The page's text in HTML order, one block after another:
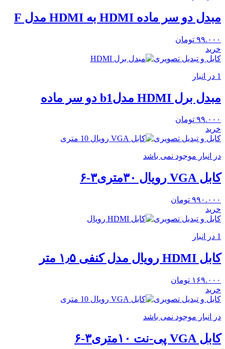
مبدل دو سر ماده HDMI به HDMI مدل F
۹۹.۰۰۰ تومان
خرید
کابل و تبدیل تصویری
1 در انبار
مبدل برل HDMI مدلb1 دو سر ماده
۹۹.۰۰۰ تومان
خرید
کابل و تبدیل تصویری
در انبار موجود نمی باشد
کابل VGA رویال ۳۰متری۳-۶
۹۹۰.۰۰۰ تومان
خرید
کابل و تبدیل تصویری
1 در انبار
کابل HDMI رویال مدل کنفی ۱٫۵ متر
۱۶۹.۰۰۰ تومان
خرید
کابل و تبدیل تصویری
در انبار موجود نمی باشد
کابل VGA پی-نت ۱۰متری۳-۶